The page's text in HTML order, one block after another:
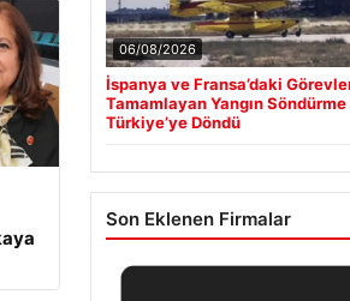
06/08/2026
İspanya ve Fransa’daki
Tamamlayan Yangın Söndürme
Türkiye’ye Döndü
Son Eklenen Firmalar